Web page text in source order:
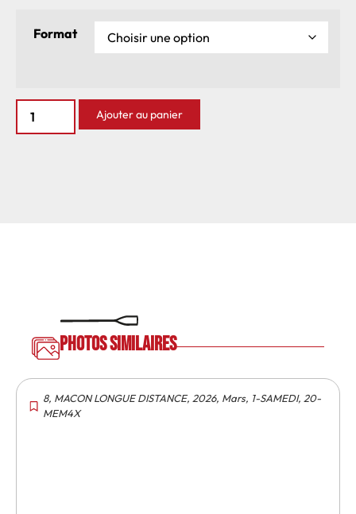
Format
Ajouter au panier
Photos similaires
8, MACON LONGUE DISTANCE, 2026, Mars, 1-SAMEDI, 20-
MEM4X